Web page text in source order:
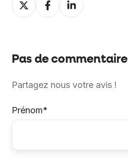
sur
sur
sur
Pas de commentaire
Partagez nous votre avis !
Prénom*